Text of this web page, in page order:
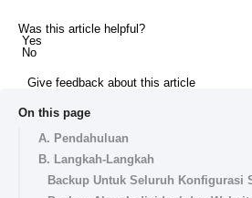
Was this article helpful?
Yes
No
Give feedback about this article
On this page
A. Pendahuluan
B. Langkah-Langkah
Backup Untuk Seluruh Konfigurasi